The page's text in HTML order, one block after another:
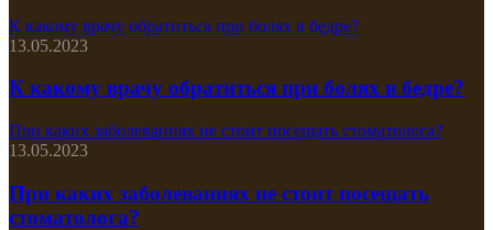
К какому врачу обратиться при болях в бедре?
13.05.2023
К какому врачу обратиться при болях в бедре?
При каких заболеваниях не стоит посещать стоматолога?
13.05.2023
При каких заболеваниях не стоит посещать
стоматолога?